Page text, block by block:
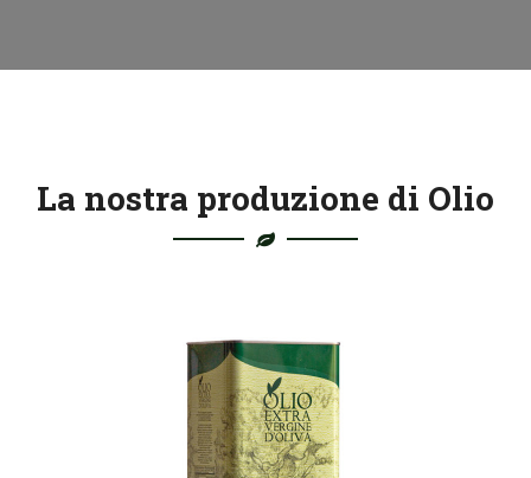
La nostra produzione di Olio